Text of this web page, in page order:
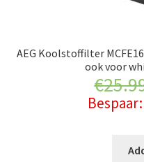
AEG Koolstoffilter
ook voor
€
Bespaar: